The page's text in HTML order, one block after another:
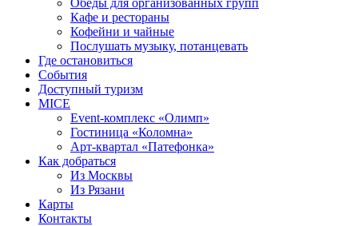
Обеды для организованных групп
Кафе и рестораны
Кофейни и чайные
Послушать музыку, потанцевать
Где остановиться
События
Доступный туризм
MICE
Event-комплекс «Олимп»
Гостиница «Коломна»
Арт-квартал «Патефонка»
Как добраться
Из Москвы
Из Рязани
Карты
Контакты